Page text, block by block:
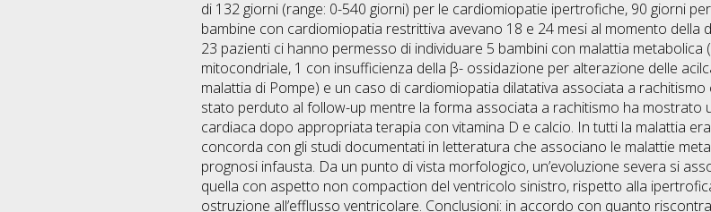
di 132 giorni (range: 0-540 giorni) per le cardiomiopatie ipertrofiche, 90 giorni
bambine con cardiomiopatia restrittiva avevano 18 e 24 mesi al momento della
23 pazienti ci hanno permesso di individuare 5 bambini con malattia
mitocondriale, 1 con insufficienza della β- ossidazione per alterazione delle
malattia di Pompe) e un caso di cardiomiopatia dilatativa associata a
stato perduto al follow-up mentre la forma associata a rachitismo ha mostrato
cardiaca dopo appropriata terapia con vitamina D e calcio. In tutti la malattia
concorda con gli studi documentati in letteratura che associano le malattie
prognosi infausta. Da un punto di vista morfologico, un’evoluzione severa si
quella con aspetto non compaction del ventricolo sinistro, rispetto alla
ostruzione all’efflusso ventricolare. Conclusioni: in accordo con quanto